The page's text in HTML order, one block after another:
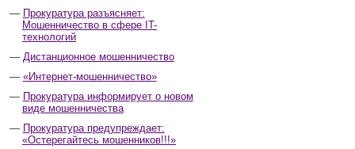
Прокуратура разъясняет:
Мошенничество в сфере IT-
технологий
Дистанционное мошенничество
«Интернет-мошенничество»
Прокуратура информирует о новом
виде мошенничества
Прокуратура предупреждает:
«Остерегайтесь мошенников!!!»